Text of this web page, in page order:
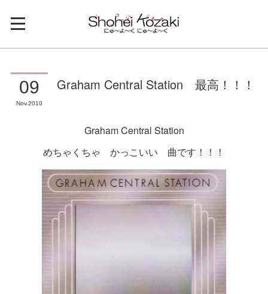
09
Nov 2010
Graham Central Station 最高！！！
Graham Central Station
めちゃくちゃ かっこいい 曲です！！！